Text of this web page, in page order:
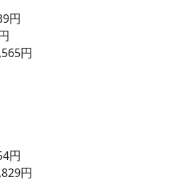
円
円
円
円